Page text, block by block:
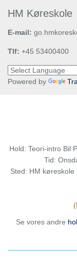
HM Køreskole​
E-mail:
Tlf: +45 53400400
Powered by
Hold: Teori-intro Bil
Tid:
Sted: HM
Se vores andre